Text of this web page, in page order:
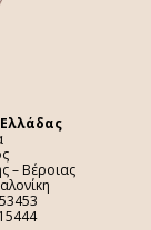
– Βέροιας